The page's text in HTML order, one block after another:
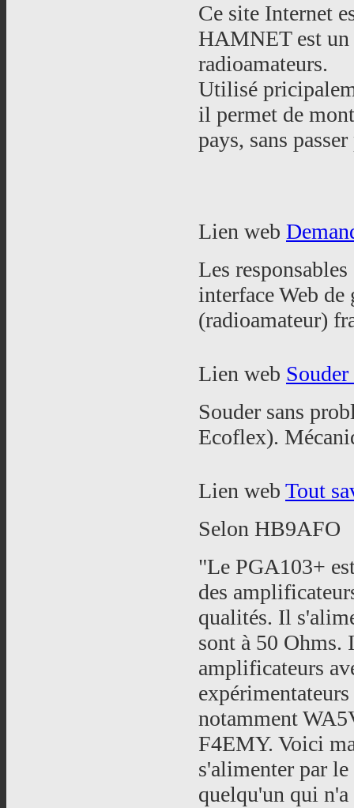
Ce site Internet
HAMNET est un
radioamateurs.
Utilisé
il permet de
pays, sans
Lien web
Les
interface Web
(radioamateur)
Lien web
Souder sans
Ecoflex).
Lien web Tout
Selon HB9AFO
"Le PGA103+
des
qualités. Il
sont à 50 Ohms.
amplificateurs
notamment
F4EMY. Voici
s'alimenter par
quelqu'un qui n'a